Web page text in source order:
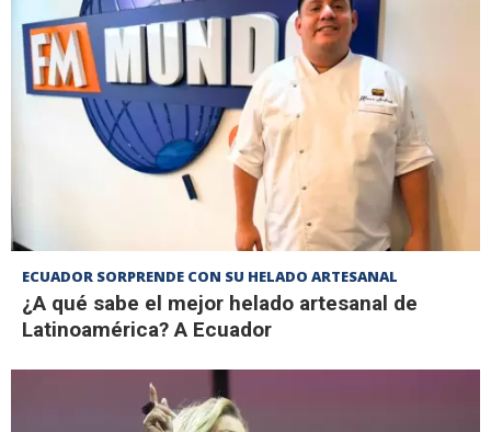
ECUADOR SORPRENDE CON SU HELADO ARTESANAL
¿A qué sabe el mejor helado artesanal de
Latinoamérica? A Ecuador